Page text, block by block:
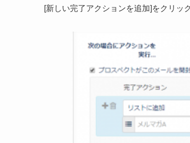
[新しい完了アクションを追加]をクリッ